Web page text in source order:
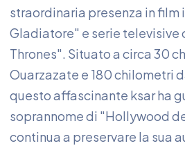
straordinaria presenza in film
Gladiatore" e serie televisive
Thrones". Situato a circa 30
Ouarzazate e 180 chilometri
questo affascinante ksar ha
soprannome di "Hollywood
continua a preservare la sua